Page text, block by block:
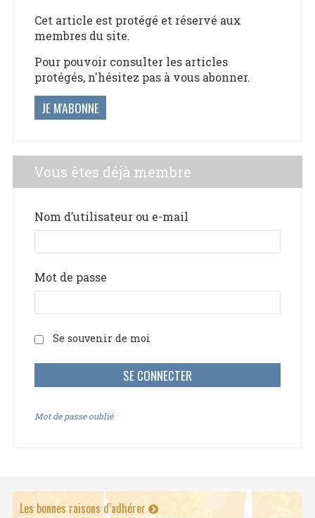
Cet article est protégé et réservé aux
membres du site.
Pour pouvoir consulter les articles
protégés, n'hésitez pas à vous abonner.
JE M'ABONNE
Vous êtes déjà membre
Nom d’utilisateur ou e-mail
Mot de passe
Se souvenir de moi
Mot de passe oublié
Les bonnes raisons d’adhérer